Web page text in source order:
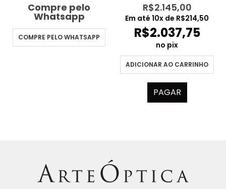
Compre pelo
Whatsapp
COMPRE PELO WHATSAPP
R$2.145,00
Em até 10x de R$214,50
R$2.037,75
no pix
ADICIONAR AO CARRINHO
PAGAR